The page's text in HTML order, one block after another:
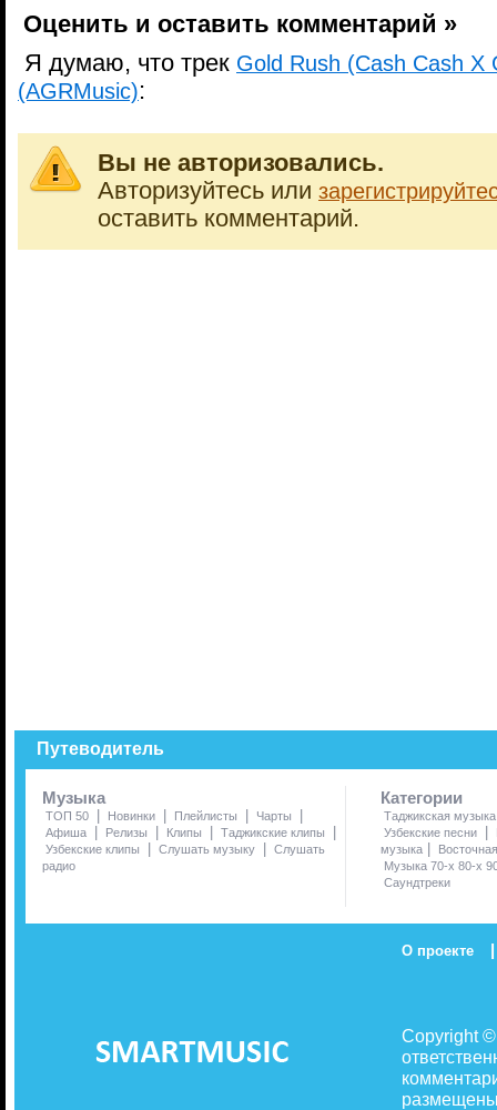
Оценить и оставить комментарий »
Я думаю, что трек Gold Rush (Cash Cash X
(AGRMusic):
Вы не авторизовались.
Авторизуйтесь или
оставить комментарий.
Путеводитель
Музыка
ТОП 50 | Новинки | Плейлисты | Чарты |
Афиша | Релизы | Клипы | Таджикские клипы |
Узбекские клипы | Слушать музыку | Слушать
радио
Категории
Таджикская музыка
Узбекские песни
|
музыка |
Музыка 70-х 80-х
Саундтреки
О проекте |
Copyright
размещены